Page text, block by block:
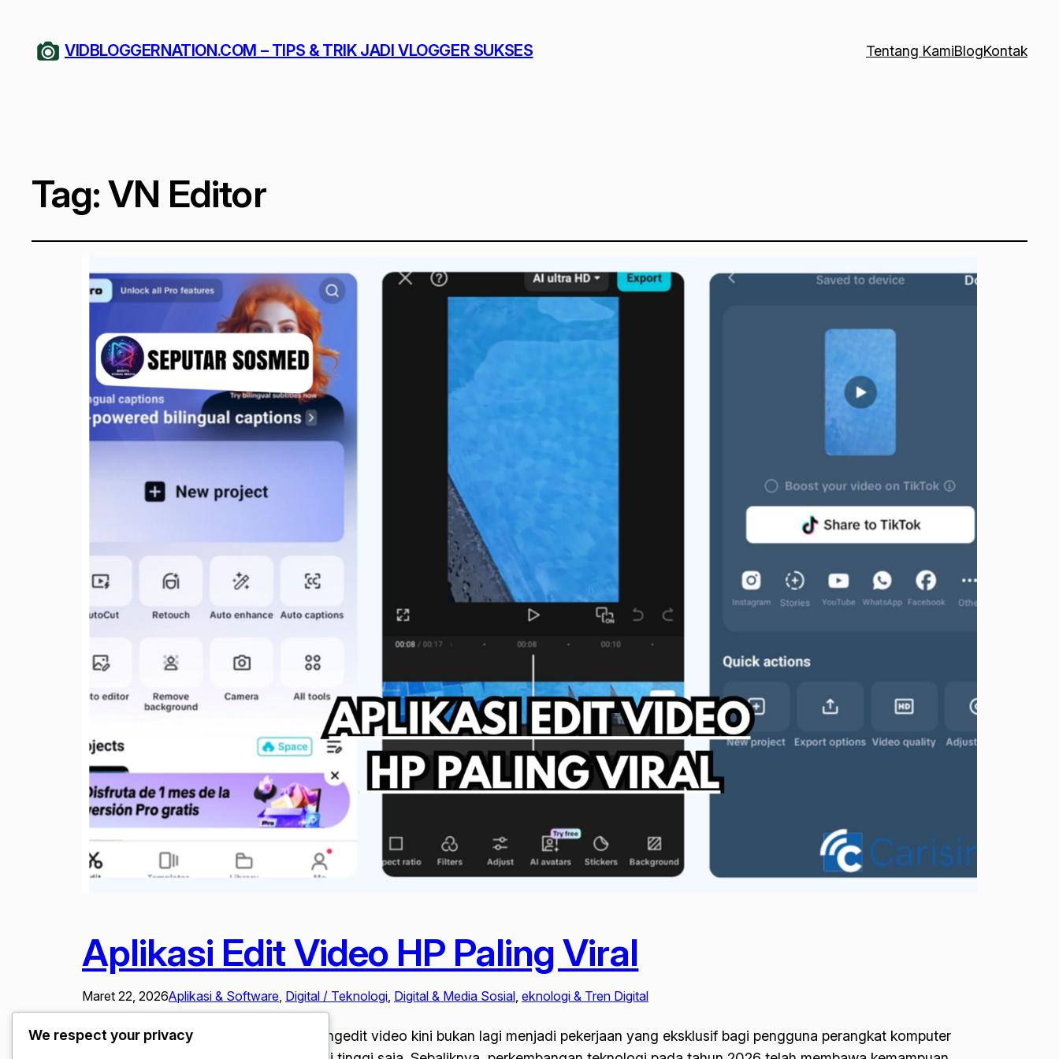
VIDBLOGGERNATION.COM – TIPS & TRIK JADI VLOGGER SUKSES Tentang KamiBlogKontak
Tag:VN Editor
Aplikasi Edit Video HP Paling Viral
Maret 22, 2026Aplikasi & Software Digital / Teknologi Digital & Media Sosial eknologi & Tren Digital
Aplikasi Edit Video HP Paling Viral. Mengedit video kini bukan lagi menjadi pekerjaan yang eksklusif bagi pengguna perangkat komputer
We respect your privacy